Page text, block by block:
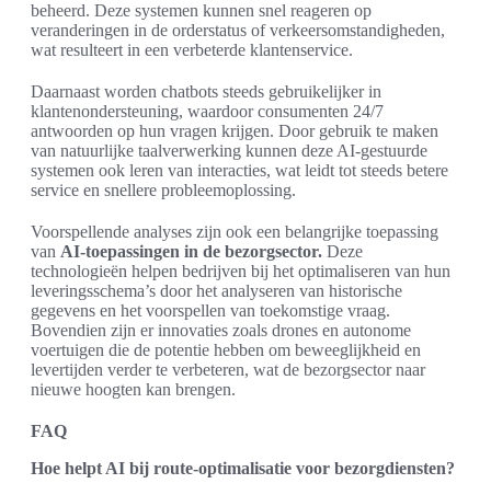
beheerd. Deze systemen kunnen snel reageren op
veranderingen in de orderstatus of verkeersomstandigheden,
wat resulteert in een verbeterde klantenservice.
Daarnaast worden chatbots steeds gebruikelijker in
klantenondersteuning, waardoor consumenten 24/7
antwoorden op hun vragen krijgen. Door gebruik te maken
van natuurlijke taalverwerking kunnen deze AI-gestuurde
systemen ook leren van interacties, wat leidt tot steeds betere
service en snellere probleemoplossing.
Voorspellende analyses zijn ook een belangrijke toepassing
van AI-toepassingen in de bezorgsector. Deze
technologieën helpen bedrijven bij het optimaliseren van hun
leveringsschema’s door het analyseren van historische
gegevens en het voorspellen van toekomstige vraag.
Bovendien zijn er innovaties zoals drones en autonome
voertuigen die de potentie hebben om beweeglijkheid en
levertijden verder te verbeteren, wat de bezorgsector naar
nieuwe hoogten kan brengen.
FAQ
Hoe helpt AI bij route-optimalisatie voor bezorgdiensten?